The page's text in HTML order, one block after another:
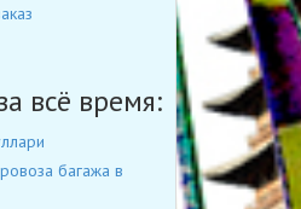
всё время:
багажа в